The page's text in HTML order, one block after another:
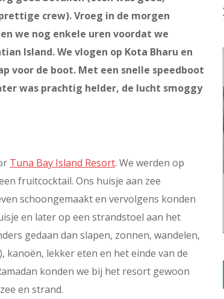
crew). Vroeg in de morgen
we nog enkele uren voordat we
Island. We vlogen op Kota Bharu en
voor de boot. Met een snelle speedboot
was prachtig helder, de lucht smoggy
Tuna Bay Island Resort. We werden op
fruitcocktail. Ons huisje aan zee
schoongemaakt en vervolgens konden
en later op een strandstoel aan het
gedaan dan slapen, zonnen, wandelen,
kanoën, lekker eten en het einde van de
konden we bij het resort gewoon
en strand.